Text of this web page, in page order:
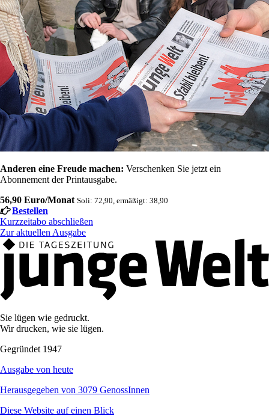
Anderen eine Freude machen: Verschenken Sie jetzt ein
Abonnement der Printausgabe.
56,90 Euro/Monat Soli: 72,90, ermäßigt: 38,90
Bestellen
Kurzzeitabo abschließen
Zur aktuellen Ausgabe
Sie lügen wie gedruckt.
Wir drucken, wie sie lügen.
Gegründet 1947
Ausgabe von heute
Herausgegeben von 3079 GenossInnen
Diese Website auf einen Blick